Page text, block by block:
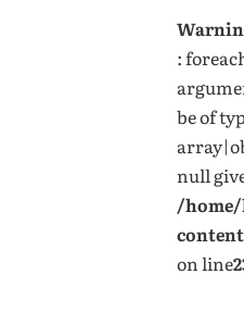
:
be of
null
/
on line